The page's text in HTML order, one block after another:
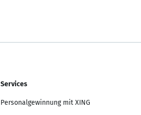
Services
Personalgewinnung mit XING